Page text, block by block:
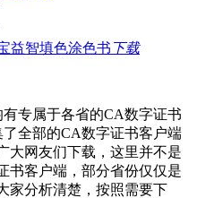
益智填色涂色书 下载
专属于各省的CA数字证书
全部的CA数字证书客户端
大网友们下载，这里并不是
书客户端，部分省份仅仅是
家分析清楚，按照需要下